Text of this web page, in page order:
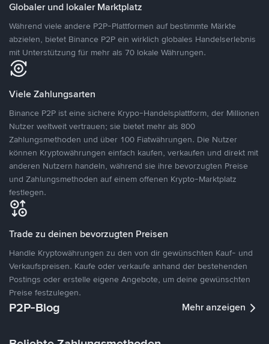
Globaler und lokaler Marktplatz
Während viele andere P2P-Plattformen auf bestimmte Märkte
abzielen, bietet Binance P2P ein wirklich globales Handelserlebnis
mit Unterstützung für mehr als 70 lokale Währungen.
Viele Zahlungsarten
Binance P2P ist eine sichere Krypo-Handelsplattform, der Millionen
Nutzer weltweit vertrauen; sie bietet mehr als 800
Zahlungsmethoden und über 100 Fiatwährungen. Die Nutzer
können Kryptowährungen einfach kaufen, verkaufen und direkt mit
anderen Nutzern handeln, während sie ihre bevorzugten Preise
und Zahlungsmethoden auf einem offenen Krypto-Marktplatz
festlegen.
Trade zu deinen bevorzugten Preisen
Handle Kryptowährungen zu den von dir gewünschten Kauf- und
Verkaufspreisen. Kaufe oder verkaufe anhand der bestehenden
Postings oder erstelle eigene Angebote, um deine gewünschten
Preise festzulegen.
P2P-Blog Mehr anzeigen